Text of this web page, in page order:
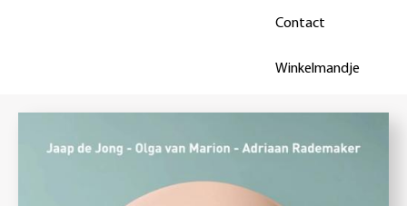
Contact
Winkelmandje